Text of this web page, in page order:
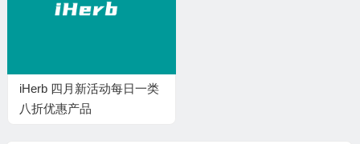
iHerb 四月新活动每日一类
八折优惠产品